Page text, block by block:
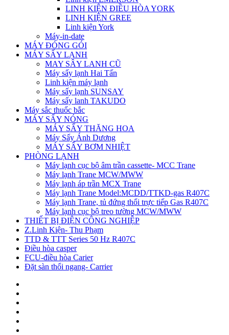
LINH KIỆN ĐIỀU HÒA YORK
LINH KIỆN GREE
Linh kiện York
Máy-in-date
MÁY ĐÓNG GÓI
MÁY SẤY LẠNH
MAY SÂY LANH CŨ
Máy sấy lạnh Hai Tấn
Linh kiện máy lạnh
Máy sấy lạnh SUNSAY
Máy sấy lanh TAKUDO
Máy sắc thuốc bắc
MÁY SẤY NÓNG
MÁY SẤY THĂNG HOA
Máy Sấy Ánh Dương
MÁY SẤY BƠM NHIỆT
PHÒNG LẠNH
Máy lạnh cục bộ âm trần cassette- MCC Trane
Máy lạnh Trane MCW/MWW
Máy lạnh áp trần MCX Trane
Máy lạnh Trane Model:MCDD/TTKD-gas R407C
Máy lạnh Trane, tủ đứng thổi trực tiếp Gas R407C
Máy lạnh cục bộ treo tường MCW/MWW
THIẾT BỊ ĐIỆN CÔNG NGHIỆP
Z.Linh Kiện- Thu Phạm
TTD & TTT Series 50 Hz R407C
Điều hòa casper
FCU-điều hòa Carier
Đặt sàn thổi ngang- Carrier